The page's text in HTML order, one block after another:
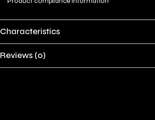
Characteristics
Reviews (0)